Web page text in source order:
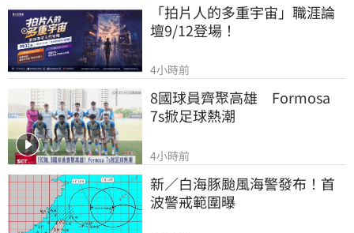
「拍片人的多重宇宙」職涯論
壇9/12登場！
4小時前
8國球員齊聚高雄　Formosa
7s掀足球熱潮
4小時前
新／白海豚颱風海警發布！首
波警戒範圍曝